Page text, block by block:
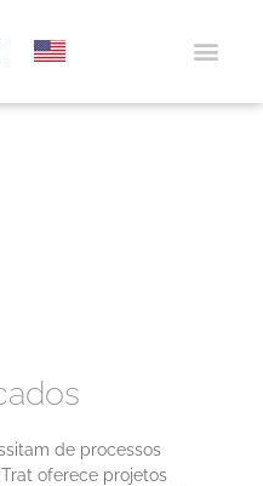
de processos
oferece projetos